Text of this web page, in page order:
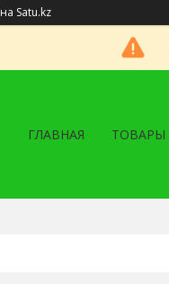
на Satu.kz
ГЛАВНАЯ ТОВАРЫ